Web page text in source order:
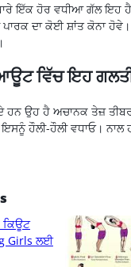
ਇੱਕ ਹੋਰ ਵਧੀਆ ਗੱਲ ਇਹ ਹੈ
ਪਾਰਕ ਦਾ ਕੋਈਸ਼ਾਂਤਕੋਨਾ ਹੋਵੇ।
ਵਿੱਚ ਇਹ
ਉਹ ਹੈ ਅਚਾਨਕ ਤੇਜ਼
ਹੌਲੀ-ਹੌਲੀ ਵਧਾਓ। ਨਾਲ